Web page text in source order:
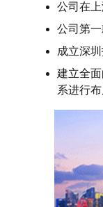
公司在
公司第
成立深
建立全面
系进行